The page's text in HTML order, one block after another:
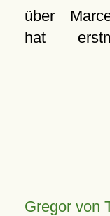
über
hat
Gregor von